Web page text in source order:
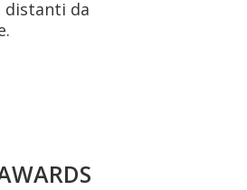
distanti da